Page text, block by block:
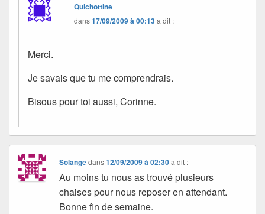
Quichottine
dans17/09/2009 à 00:13a dit :
Merci.
Je savais que tu me comprendrais.
Bisous pour toi aussi, Corinne.
Solangedans12/09/2009 à 02:30 a dit :
Au moins tu nous as trouvé plusieurs
chaises pour nous reposer en attendant.
Bonne fin de semaine.